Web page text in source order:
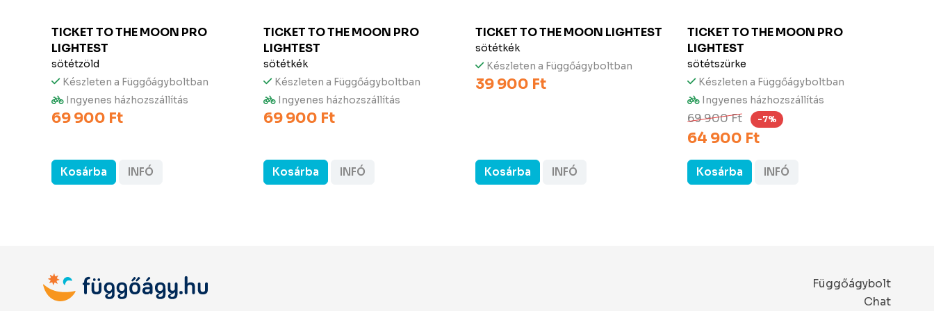
TICKET TO THE MOON PRO
LIGHTEST
sötétzöld
Készleten a Függőágyboltban
Ingyenes házhozszállítás
69 900 Ft
Kosárba INFÓ
TICKET TO THE MOON PRO
LIGHTEST
sötétkék
Készleten a Függőágyboltban
Ingyenes házhozszállítás
69 900 Ft
Kosárba INFÓ
TICKET TO THE MOON LIGHTEST
sötétkék
Készleten a Függőágyboltban
39 900 Ft
Kosárba INFÓ
TICKET TO THE MOON PRO
LIGHTEST
sötétszürke
Készleten a Függőágyboltban
Ingyenes házhozszállítás
69 900 Ft -7%
64 900 Ft
Kosárba INFÓ
Függőágybolt
Chat